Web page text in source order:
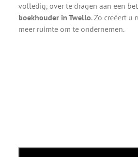
volledig, over te dragen aan een
boekhouder in Twello. Zo creëert u
meer ruimte om te ondernemen.